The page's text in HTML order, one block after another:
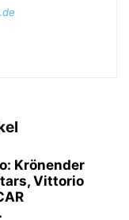
Krönender
Vittorio